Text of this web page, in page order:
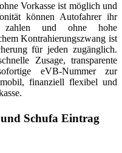
Vorkasse ist möglich und
können Autofahrer ihr
zahlen und ohne hohe
Kontrahierungszwang ist
für jeden zugänglich.
Zusage, transparente
eVB-Nummer zur
finanziell flexibel und
Schufa Eintrag